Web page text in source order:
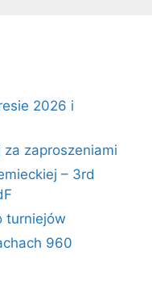
2026 i
zaproszeniami
– 3rd
turniejów
960